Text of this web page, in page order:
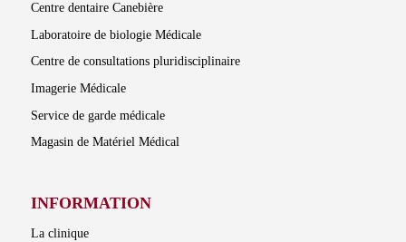
Centre dentaire Canebière
Laboratoire de biologie Médicale
Centre de consultations pluridisciplinaire
Imagerie Médicale
Service de garde médicale
Magasin de Matériel Médical
INFORMATION
La clinique